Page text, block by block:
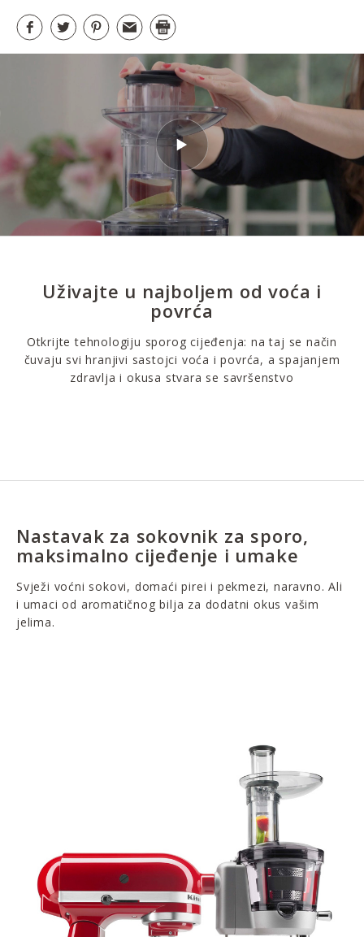
Uživajte u najboljem od voća i
povrća
Otkrijte tehnologiju sporog cijeđenja: na taj se način
čuvaju svi hranjivi sastojci voća i povrća, a spajanjem
zdravlja i okusa stvara se savršenstvo
Nastavak za sokovnik za sporo,
maksimalno cijeđenje i umake
Svježi voćni sokovi, domaći pirei i pekmezi, naravno. Ali
i umaci od aromatičnog bilja za dodatni okus vašim
jelima.